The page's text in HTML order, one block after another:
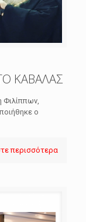
ΚΑΒΑΛΑΣ
ο
περισσότερα